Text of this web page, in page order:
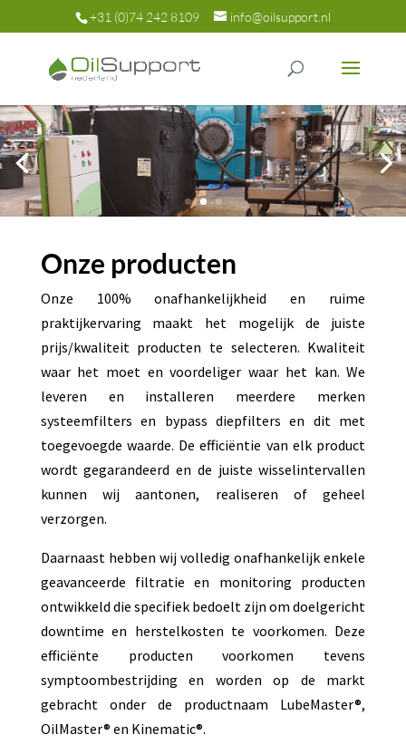
+31 (0)74 242 8109 info@oilsupport.nl
Onze producten
Onze 100% onafhankelijkheid en ruime
praktijkervaring maakt het mogelijk de juiste
prijs/kwaliteit producten te selecteren. Kwaliteit
waar het moet en voordeliger waar het kan. We
leveren en installeren meerdere merken
systeemfilters en bypass diepfilters en dit met
toegevoegde waarde. De efficiëntie van elk product
wordt gegarandeerd en de juiste wisselintervallen
kunnen wij aantonen, realiseren of geheel
verzorgen.
Daarnaast hebben wij volledig onafhankelijk enkele
geavanceerde filtratie en monitoring producten
ontwikkeld die specifiek bedoelt zijn om doelgericht
downtime en herstelkosten te voorkomen. Deze
efficiënte producten voorkomen tevens
symptoombestrijding en worden op de markt
gebracht onder de productnaam LubeMaster®,
OilMaster® en Kinematic®.